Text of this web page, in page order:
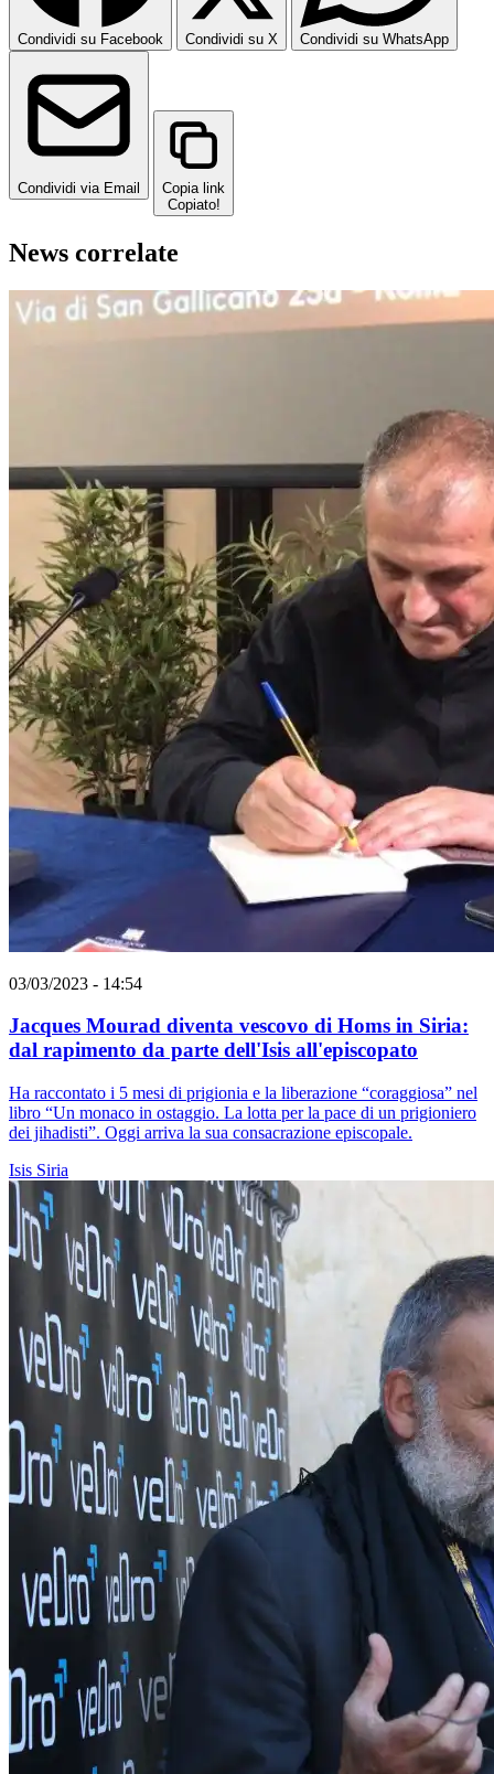
Condividi su Facebook Condividi su X Condividi su WhatsApp
Condividi via Email
Copia link
Copiato!
News correlate
03/03/2023 - 14:54
Jacques Mourad diventa vescovo di Homs in Siria:
dal rapimento da parte dell'Isis all'episcopato
Ha raccontato i 5 mesi di prigionia e la liberazione “coraggiosa” nel
libro “Un monaco in ostaggio. La lotta per la pace di un prigioniero
dei jihadisti”. Oggi arriva la sua consacrazione episcopale.
Isis Siria